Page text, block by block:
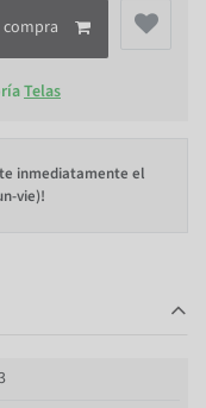
compra
Telas
inmediatamente el
vie)!